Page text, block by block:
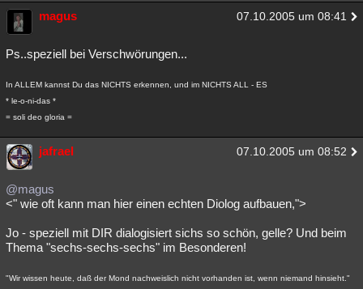
magus 07.10.2005 um 08:41
Ps..speziell bei Verschwörungen...
In ALLEM kannst Du das NICHTS erkennen, und im NICHTS ALL - ES
* le-o-ni-das *
= soli deo gloria =
jafrael 07.10.2005 um 08:52
@magus
<" wie oft kann man hier einen echten Diolog aufbauen,">
Jo - speziell mit DIR dialogisiert sichs so schön, gelle? Und beim
Thema "sechs-sechs-sechs" im Besonderen!
"Wir wissen heute, daß der Mond nachweislich nicht vorhanden ist, wenn niemand hinsieht."